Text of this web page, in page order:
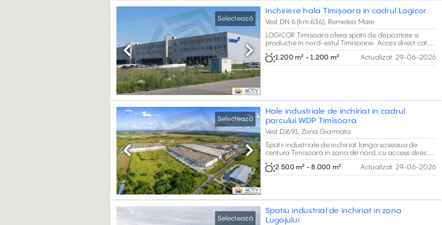
Selectează
Previous Next
Inchiriere hala Timișoara in cadrul Logicor
Vest,DN 6 (km 636), Remetea Mare
LOGICOR Timisoara ofera spatii de depozitare si
productie in nord-estul Timisoarei. Acces direct catre
A1. Suprafata toatala: 20.000 m2.
1.200 m² - 1.200 m²
Actualizat: 29-06-2026
Selectează
Previous Next
Hale industriale de inchiriat in cadrul
parcului WDP Timisoara
Vest,DJ691, Zona Giarmata
Spatii industriale de inchiriat langa soseaua de
centura Timisoara in zona de nord, cu access direct
catre autostrada A1.
2.500 m² - 8.000 m²
Actualizat: 29-06-2026
Selectează
Spatiu industrial de inchiriat in zona
Lugojului